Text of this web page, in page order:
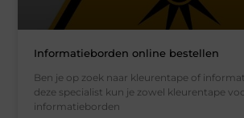
Informatieborden online bestellen
Ben je op zoek naar kleurentape of
deze specialist kun je zowel kleurentape
informatieborden